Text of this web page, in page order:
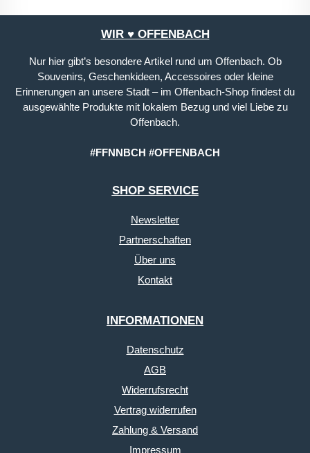
WIR ♥ OFFENBACH
Nur hier gibt’s besondere Artikel rund um Offenbach. Ob
Souvenirs, Geschenkideen, Accessoires oder kleine
Erinnerungen an unsere Stadt – im Offenbach-Shop findest du
ausgewählte Produkte mit lokalem Bezug und viel Liebe zu
Offenbach.
#FFNNBCH #OFFENBACH
SHOP SERVICE
Newsletter
Partnerschaften
Über uns
Kontakt
INFORMATIONEN
Datenschutz
AGB
Widerrufsrecht
Vertrag widerrufen
Zahlung & Versand
Impressum